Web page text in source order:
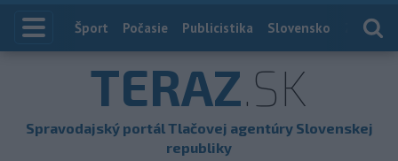
Index
Šport Počasie Publicistika Slovensko
TERAZ.SK
Spravodajský portál Tlačovej agentúry Slovenskej
republiky